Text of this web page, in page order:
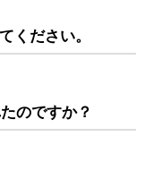
ください。
のですか？